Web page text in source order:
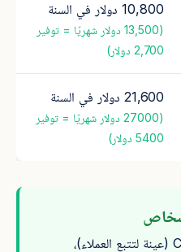
10,800 دولار في السنة
(13,500 دولار شهريًا = توفير
2,700 دولار)
21,600 دولار في السنة
(27000 دولار شهريًا = توفير
5400 دولار)
يحتاج المختبر الصغير إلى CRM (عينة لتتبع العملاء)،